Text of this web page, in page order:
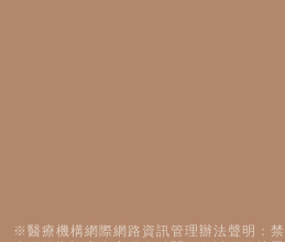
※醫療機構網際網路資訊管理辦法聲明：